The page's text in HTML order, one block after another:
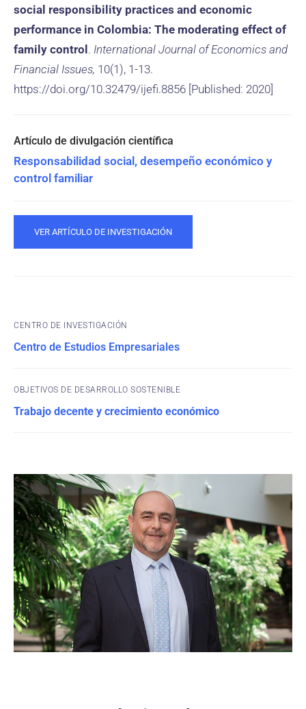
social responsibility practices and economic
performance in Colombia: The moderating effect of
family control . International Journal of Economics and
Financial Issues, 10(1), 1-13.
https://doi.org/10.32479/ijefi.8856 [Published: 2020]
Responsabilidad social, desempeño económico y
control familiar
VER ARTÍCULO DE INVESTIGACIÓN
CENTRO DE INVESTIGACIÓN
Centro de Estudios Empresariales
OBJETIVOS DE DESARROLLO SOSTENIBLE
Trabajo decente y crecimiento económico